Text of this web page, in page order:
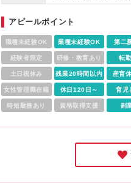
アピールポイント
職種未経験OK 業種未経験OK 第二
経験者限定 研修・教育あり 転
土日祝休み 残業20時間以内 産育
女性管理職在籍 休日120日～ 育児
時短勤務あり 資格取得支援 副